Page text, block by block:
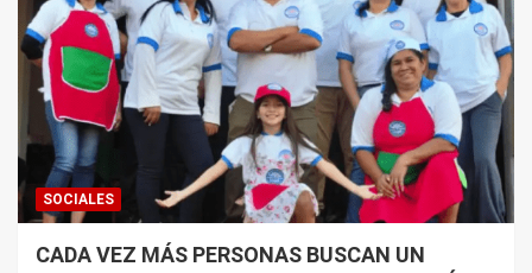
SOCIALES
CADA VEZ MÁS PERSONAS BUSCAN UN